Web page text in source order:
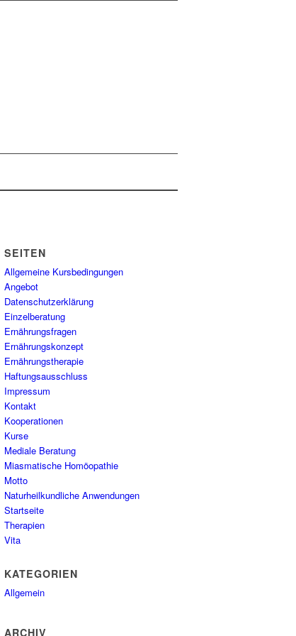
SEITEN
Allgemeine Kursbedingungen
Angebot
Datenschutzerklärung
Einzelberatung
Ernährungsfragen
Ernährungskonzept
Ernährungstherapie
Haftungsausschluss
Impressum
Kontakt
Kooperationen
Kurse
Mediale Beratung
Miasmatische Homöopathie
Motto
Naturheilkundliche Anwendungen
Startseite
Therapien
Vita
KATEGORIEN
Allgemein
ARCHIV